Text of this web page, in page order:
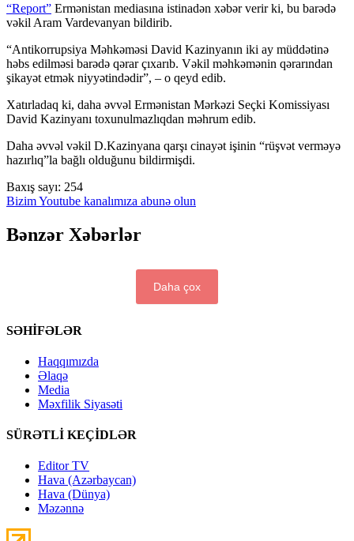
“Report” Ermənistan mediasına istinadən xəbər verir ki, bu barədə
vəkil Aram Vardevanyan bildirib.
“Antikorrupsiya Məhkəməsi David Kazinyanın iki ay müddətinə
həbs edilməsi barədə qərar çıxarıb. Vəkil məhkəmənin qərarından
şikayət etmək niyyətindədir”, – o qeyd edib.
Xatırladaq ki, daha əvvəl Ermənistan Mərkəzi Seçki Komissiyası
David Kazinyanı toxunulmazlıqdan məhrum edib.
Daha əvvəl vəkil D.Kazinyana qarşı cinayət işinin “rüşvət verməyə
hazırlıq”la bağlı olduğunu bildirmişdi.
Baxış sayı: 254
Bizim Youtube kanalımıza abunə olun
Bənzər Xəbərlər
Daha çox
SƏHİFƏLƏR
Haqqımızda
Əlaqə
Media
Məxfilik Siyasəti
SÜRƏTLİ KEÇİDLƏR
Editor TV
Hava (Azərbaycan)
Hava (Dünya)
Məzənnə